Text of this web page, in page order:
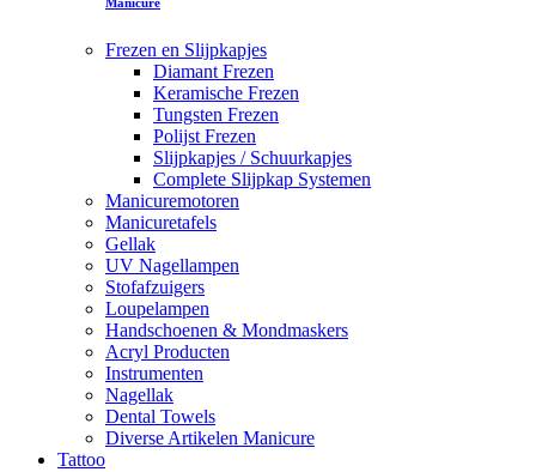
Manicure
Frezen en Slijpkapjes
Diamant Frezen
Keramische Frezen
Tungsten Frezen
Polijst Frezen
Slijpkapjes / Schuurkapjes
Complete Slijpkap Systemen
Manicuremotoren
Manicuretafels
Gellak
UV Nagellampen
Stofafzuigers
Loupelampen
Handschoenen & Mondmaskers
Acryl Producten
Instrumenten
Nagellak
Dental Towels
Diverse Artikelen Manicure
Tattoo